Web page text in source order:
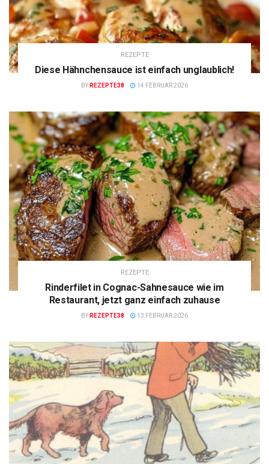
REZEPTE
Diese Hähnchensauce ist einfach unglaublich!
BY REZEPTE38 14 FEBRUAR 2026
REZEPTE
Rinderfilet in Cognac-Sahnesauce wie im
Restaurant, jetzt ganz einfach zuhause
BY REZEPTE38 13 FEBRUAR 2026